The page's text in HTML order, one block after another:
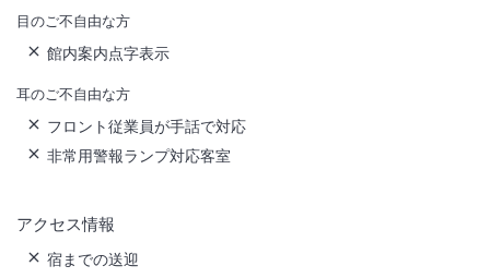
目のご不自由な方
館内案内点字表示
耳のご不自由な方
フロント従業員が手話で対応
非常用警報ランプ対応客室
アクセス情報
宿までの送迎